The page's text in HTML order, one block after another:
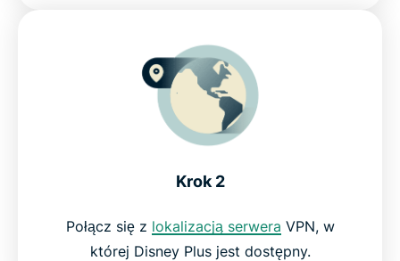
Krok 2
Połącz się z lokalizacją serwera VPN, w
której Disney Plus jest dostępny.